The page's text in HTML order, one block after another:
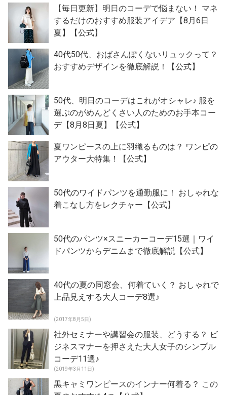
【毎日更新】明日のコーデで悩まない！ マネ
するだけのおすすめ服装アイデア【8月6日
夏】【公式】
40代50代、おばさんぽくないリュックって？
おすすめデザインを徹底解説！【公式】
50代、明日のコーデはこれがオシャレ♪ 服を
選ぶのがめんどくさい人のためのお手本コー
デ【8月8日夏】【公式】
夏ワンピースの上に羽織るものは？ ワンピの
アウター大特集！【公式】
50代のワイドパンツを通勤服に！ おしゃれな
着こなし方をレクチャー【公式】
50代のパンツ×スニーカーコーデ15選｜ワイ
ドパンツからデニムまで徹底解説【公式】
40代の夏の同窓会、何着ていく？ おしゃれで
上品見えする大人コーデ8選♪
(2017年8月5日)
社外セミナーや講習会の服装、どうする？ ビ
ジネスマナーを押さえた大人女子のシンプル
コーデ11選♪
(2019年3月11日)
黒キャミワンピースのインナー何着る？ この